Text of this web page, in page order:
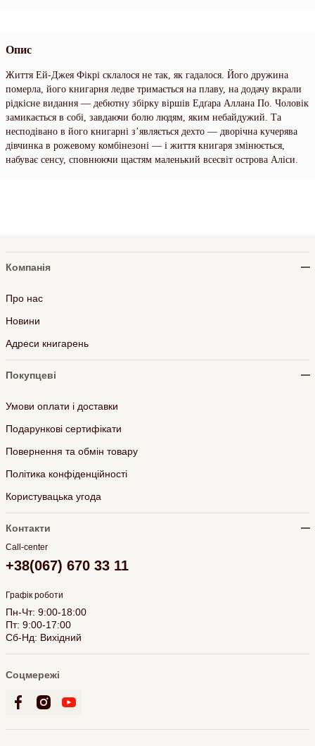
Опис
Життя Ей-Джея Фікрі склалося не так, як гадалося. Його дружина
померла, його книгарня ледве тримається на плаву, на додачу вкрали
рідкісне видання — дебютну збірку віршів Едґара Аллана По. Чоловік
замикається в собі, завдаючи болю людям, яким небайдужий. Та
несподівано в його книгарні з’являється дехто — дворічна кучерява
дівчинка в рожевому комбінезоні — і життя книгаря змінюється,
набуває сенсу, сповнюючи щастям маленький всесвіт острова Аліси.
Компанія
Про нас
Новини
Адреси книгарень
Покупцеві
Умови оплати і доставки
Подарункові сертифікати
Повернення та обмін товару
Політика конфіденційності
Користувацька угода
Контакти
Call-center
+38(067) 670 33 11
Графік роботи
Пн-Чт: 9:00-18:00
Пт: 9:00-17:00
Сб-Нд: Вихідний
Соцмережі